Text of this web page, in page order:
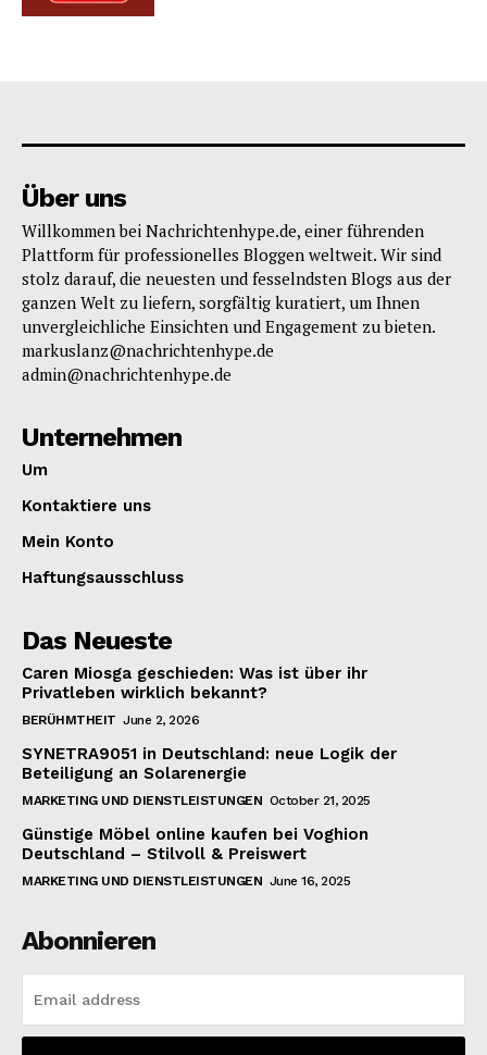
Über uns
Willkommen bei Nachrichtenhype.de, einer führenden
Plattform für professionelles Bloggen weltweit. Wir sind
stolz darauf, die neuesten und fesselndsten Blogs aus der
ganzen Welt zu liefern, sorgfältig kuratiert, um Ihnen
unvergleichliche Einsichten und Engagement zu bieten.
markuslanz@nachrichtenhype.de
admin@nachrichtenhype.de
Unternehmen
Um
Kontaktiere uns
Mein Konto
Haftungsausschluss
Das Neueste
Caren Miosga geschieden: Was ist über ihr
Privatleben wirklich bekannt?
BERÜHMTHEIT June 2, 2026
SYNETRA9051 in Deutschland: neue Logik der
Beteiligung an Solarenergie
MARKETING UND DIENSTLEISTUNGEN October 21, 2025
Günstige Möbel online kaufen bei Voghion
Deutschland – Stilvoll & Preiswert
MARKETING UND DIENSTLEISTUNGEN June 16, 2025
Abonnieren